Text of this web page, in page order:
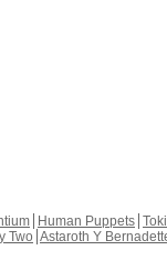
Human Puppets
Two Astaroth Y